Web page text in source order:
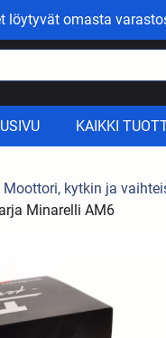
löytyvät omasta
KAIKKI
Moottori, kytkin ja
Minarelli AM6